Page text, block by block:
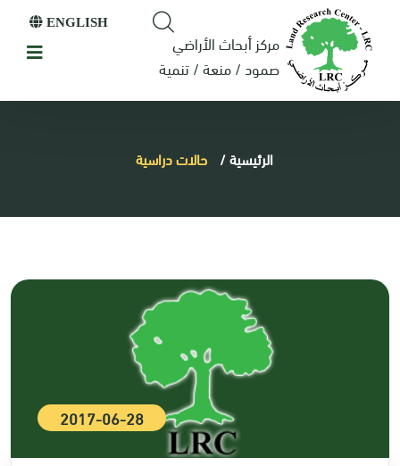
مركز أبحاث الأراضي
صمود / منعة / تنمية
ENGLISH
الرئيسية/ حالات دراسية
2017-06-28